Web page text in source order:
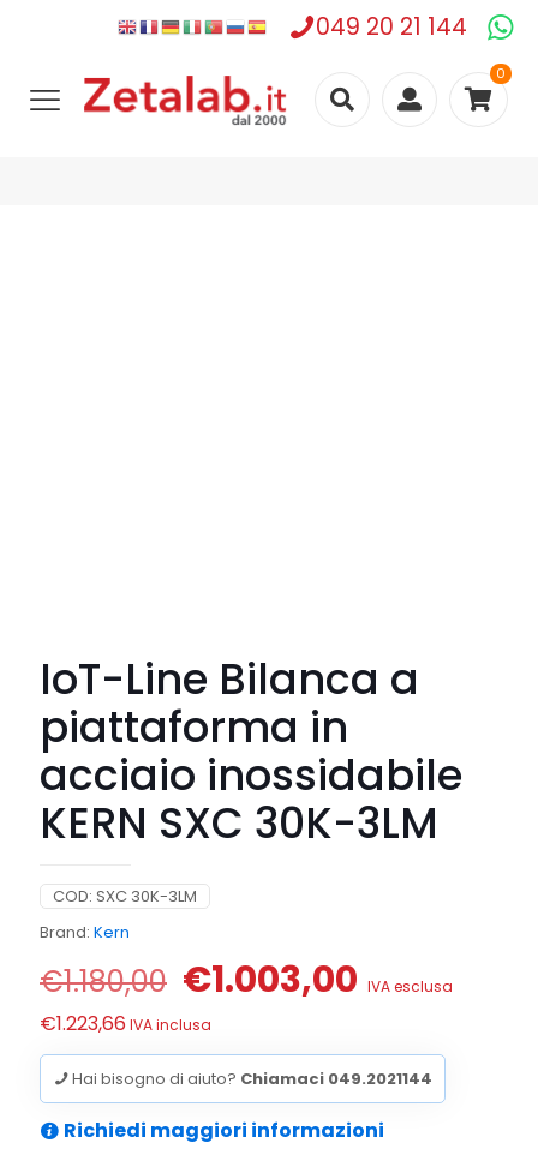
049 20 21 144
0
IoT-Line Bilanca a
piattaforma in
acciaio inossidabile
KERN SXC 30K-3LM
COD: SXC 30K-3LM
Brand: Kern
€1.180,00 Il
prezzo
originale
era:
€1.180,00.
€1.003,00 Il
attuale
è:
€1.003,00.
IVA esclusa
€1.223,66 IVA inclusa
Hai bisogno di aiuto? Chiamaci 049.2021144
Richiedi maggiori informazioni